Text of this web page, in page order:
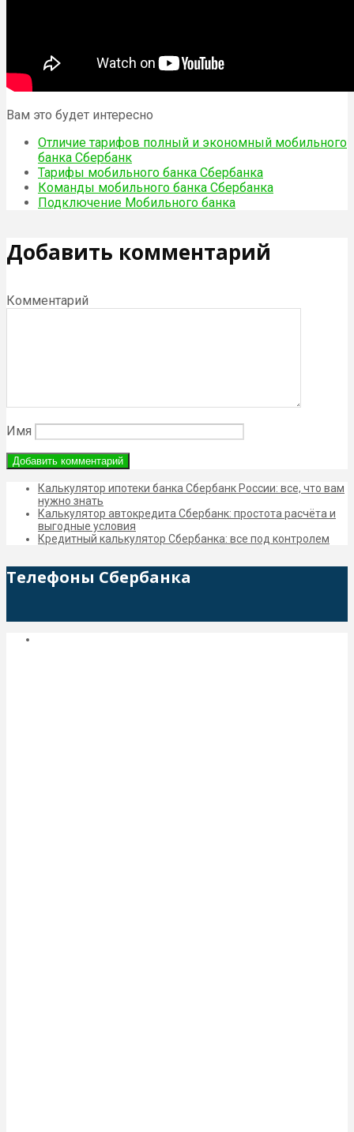
Вам это будет интересно
Отличие тарифов полный и экономный мобильного
банка Сбербанк
Тарифы мобильного банка Сбербанка
Команды мобильного банка Сбербанка
Подключение Мобильного банка
Добавить комментарий
Комментарий
Имя
Калькулятор ипотеки банка Сбербанк России: все, что вам
нужно знать
Калькулятор автокредита Сбербанк: простота расчёта и
выгодные условия
Кредитный калькулятор Сбербанка: все под контролем
Телефоны Сбербанка